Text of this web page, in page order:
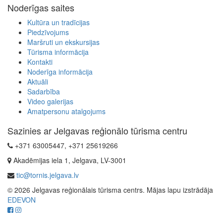
Noderīgas saites
Kultūra un tradīcijas
Piedzīvojums
Maršruti un ekskursijas
Tūrisma informācija
Kontakti
Noderīga informācija
Aktuāli
Sadarbība
Video galerijas
Amatpersonu atalgojums
Sazinies ar Jelgavas reģionālo tūrisma centru
+371 63005447, +371 25619266
Akadēmijas iela 1, Jelgava, LV-3001
tic@tornis.jelgava.lv
© 2026 Jelgavas reģionālais tūrisma centrs. Mājas lapu izstrādāja
EDEVON